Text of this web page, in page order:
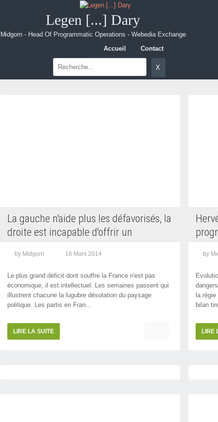
Legen [...] Dary
Midgorn - Head Of Programmatic Operations - Webedia Exchange
Accueil
Contact
La gauche n'aide plus les défavorisés, la
droite est incapable d'offrir un
capitalisme populaire
by Midgorn 16 Mars 2014
Le plus grand déficit dont souffre la France n'est pas
économique, il est intellectuel. Les semaines passent qui
illustrent chacune la lugubre désolation du paysage
politique. Les partis en Fran...
LIRE LA SUITE
by
la
bilan
LIRE